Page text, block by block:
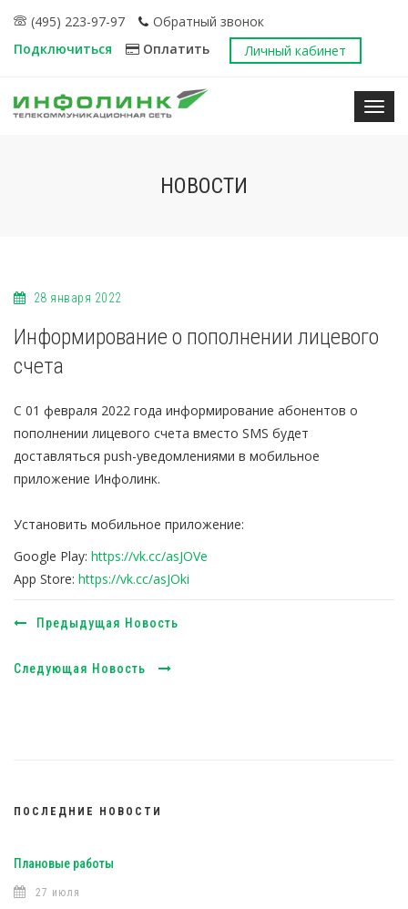
(495) 223-97-97
Обратный звонок
Подключиться
Оплатить Личный кабинет
НОВОСТИ
28 января 2022
Информирование о пополнении лицевого
счета
С 01 февраля 2022 года информирование абонентов о
пополнении лицевого счета вместо SMS будет
доставляться push-уведомлениями в мобильное
приложение Инфолинк.
Установить мобильное приложение:
Google Play: https://vk.cc/asJOVe
App Store: https://vk.cc/asJOki
Предыдущая Новость
Следующая Новость
ПОСЛЕДНИЕ НОВОСТИ
Плановые работы
27 июля